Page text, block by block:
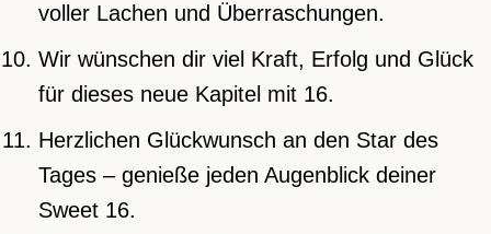
voller Lachen und Überraschungen.
Wir wünschen dir viel Kraft, Erfolg und Glück
für dieses neue Kapitel mit 16.
Herzlichen Glückwunsch an den Star des
Tages – genieße jeden Augenblick deiner
Sweet 16.